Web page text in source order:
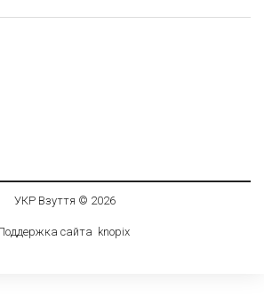
УКР Взуття © 2026
сайта knopix